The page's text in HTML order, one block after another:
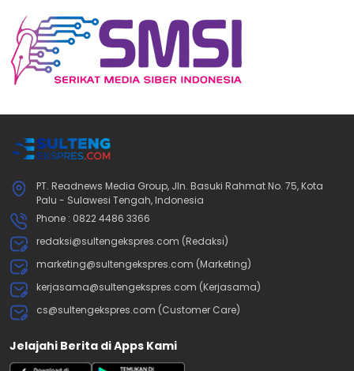
PT. Readnews Media Group, Jln. Basuki Rahmat No. 75, Kota
Palu - Sulawesi Tengah, Indonesia
Phone : 0822 4486 3366
redaksi@sultengekspres.com (Redaksi)
marketing@sultengekspres.com (Marketing)
kerjasama@sultengekspres.com (Kerjasama)
cs@sultengekspres.com (Customer Care)
Jelajahi Berita di Apps Kami